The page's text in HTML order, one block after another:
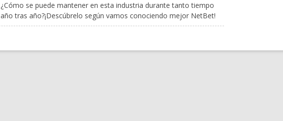
¿Cómo se puede mantener en esta industria durante tanto tiempo
año tras año?¡Descúbrelo según vamos conociendo mejor NetBet!